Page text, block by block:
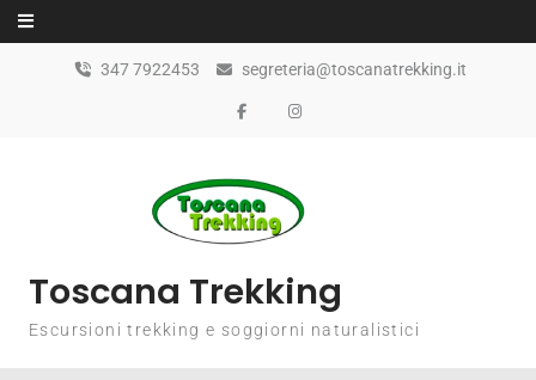
347 7922453 segreteria@toscanatrekking.it
Toscana Trekking
Escursioni trekking e soggiorni naturalistici